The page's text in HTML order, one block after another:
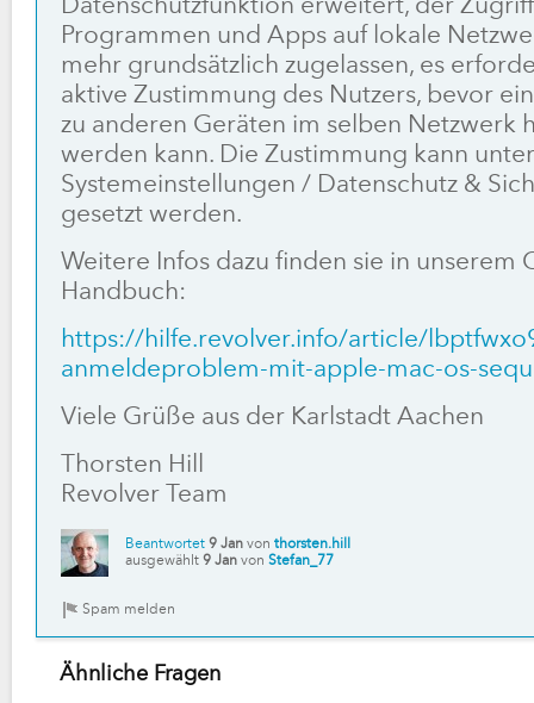
Datenschutzfunktion erweitert, der
Programmen und Apps auf lokale
mehr grundsätzlich zugelassen, es
aktive Zustimmung des Nutzers, bevor
zu anderen Geräten im selben Netzwerk
werden kann. Die Zustimmung kann unter
Systemeinstellungen / Datenschutz &
gesetzt werden.
Weitere Infos dazu finden sie in unserem
Handbuch:
https://hilfe.revolver.info/article/
anmeldeproblem-mit-apple-mac-os-
Viele Grüße aus der Karlstadt Aachen
Thorsten Hill
Revolver Team
Beantwortet 9 Jan von thorsten.hill
ausgewählt 9 Jan von Stefan_77
Ähnliche Fragen